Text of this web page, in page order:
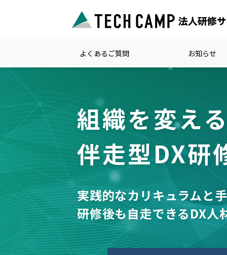
よくあるご質問 お知らせ
組織を変え
伴走型DX研
実践的なカリキュラムと
研修後も自走できるDX人